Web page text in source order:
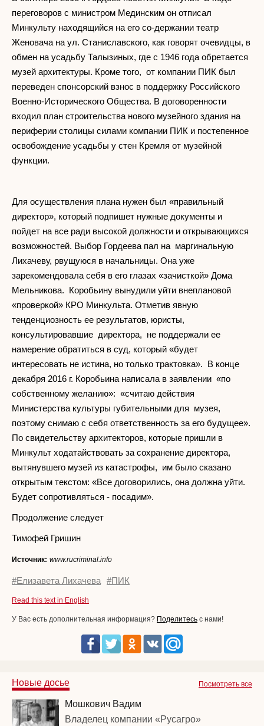
переговоров с министром Мединским он отписал
Минкульту находящийся на его со-держании театр
Женовача на ул. Станиславского, как говорят очевидцы, в
обмен на усадьбу Талызиных, где с 1946 года обретается
музей архитектуры. Кроме того, от компании ПИК был
переведен спонсорский взнос в поддержку Российского
Военно-Исторического Общества. В договоренности
входил план строительства нового музейного здания на
периферии столицы силами компании ПИК и постепенное
освобождение усадьбы у стен Кремля от музейной
функции.
Для осуществления плана нужен был «правильный
директор», который подпишет нужные документы и
пойдет на все ради высокой должности и открывающихся
возможностей. Выбор Гордеева пал на маргинальную
Лихачеву, рвущуюся в начальницы. Она уже
зарекомендовала себя в его глазах «зачисткой» Дома
Мельникова. Коробьину вынудили уйти внеплановой
«проверкой» КРО Минкульта. Отметив явную
тенденциозность ее результатов, юристы,
консультировавшие директора, не поддержали ее
намерение обратиться в суд, который «будет
интересовать не истина, но только трактовка». В конце
декабря 2016 г. Коробьина написала в заявлении «по
собственному желанию»: «считаю действия
Министерства культуры губительными для музея,
поэтому снимаю с себя ответственность за его будущее».
По свидетельству архитекторов, которые пришли в
Минкульт ходатайствовать за сохранение директора,
вытянувшего музей из катастрофы, им было сказано
открытым текстом: «Все договорились, она должна уйти.
Будет сопротивляться - посадим».
Продолжение следует
Тимофей Гришин
Источник: www.rucriminal.info
#Елизавета Лихачева #ПИК
Read this text in English
У Вас есть дополнительная информация? Поделитесь с нами!
Посмотреть все
Новые досье
Мошкович Вадим
Владелец компании «Русагро»